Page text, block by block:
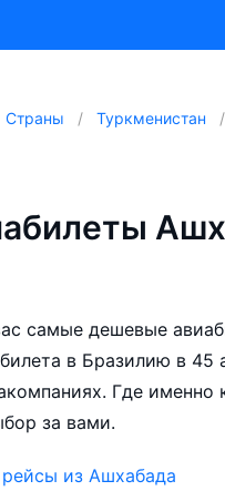
Страны Туркменистан
самые дешевые
в Бразилию в 45
Где именно
за вами.
из Ашхабада